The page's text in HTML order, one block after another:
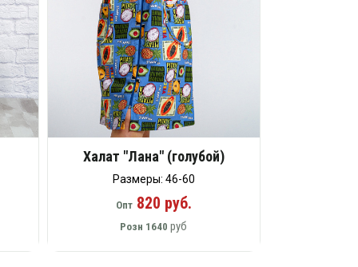
Халат "Лана" (голубой)
Размеры: 46-60
Опт820 руб.
Розн 1640 руб